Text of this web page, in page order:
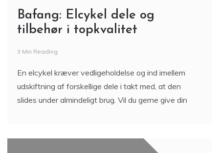
Bafang: Elcykel dele og
tilbehør i topkvalitet
3 Min Reading
En elcykel kræver vedligeholdelse og ind imellem
udskiftning af forskellige dele i takt med, at den
slides under almindeligt brug. Vil du gerne give din